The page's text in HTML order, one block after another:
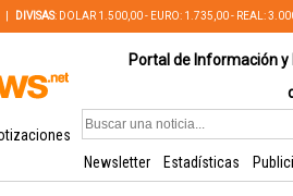
DIVISAS: DOLAR 1.500,00 - EURO: 1.735,00 - REAL:
Portal de Información
Newsletter
Estadísticas